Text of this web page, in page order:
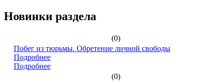
Новинки раздела
(0)
Побег из тюрьмы. Обретение личной свободы
Подробнее
Подробнее
(0)